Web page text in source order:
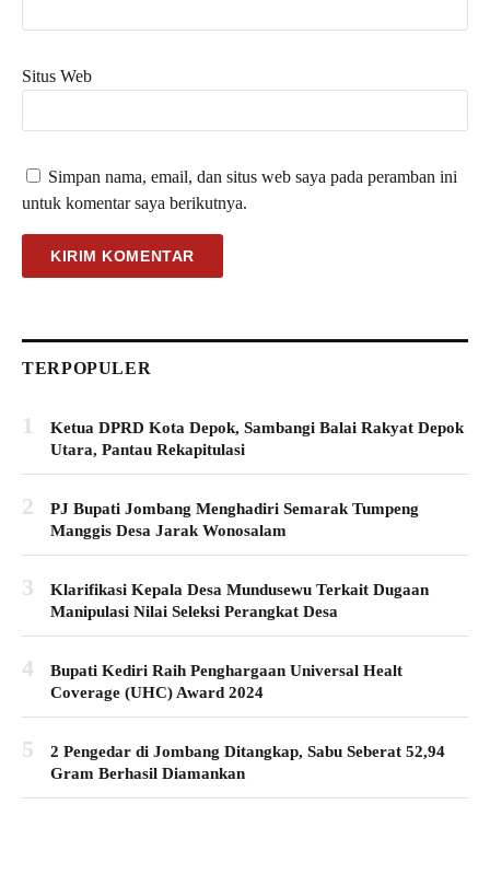
Situs Web
Simpan nama, email, dan situs web saya pada peramban ini
untuk komentar saya berikutnya.
TERPOPULER
1
Ketua DPRD Kota Depok, Sambangi Balai Rakyat Depok
Utara, Pantau Rekapitulasi
2
PJ Bupati Jombang Menghadiri Semarak Tumpeng
Manggis Desa Jarak Wonosalam
3
Klarifikasi Kepala Desa Mundusewu Terkait Dugaan
Manipulasi Nilai Seleksi Perangkat Desa
4
Bupati Kediri Raih Penghargaan Universal Healt
Coverage (UHC) Award 2024
5
2 Pengedar di Jombang Ditangkap, Sabu Seberat 52,94
Gram Berhasil Diamankan